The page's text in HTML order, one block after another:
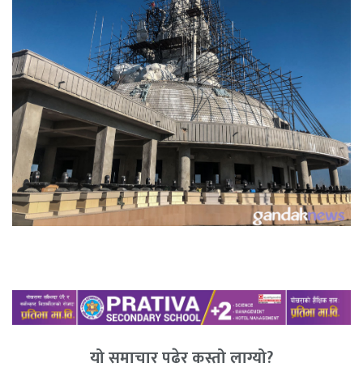
यो समाचार पढेर कस्तो लाग्यो?